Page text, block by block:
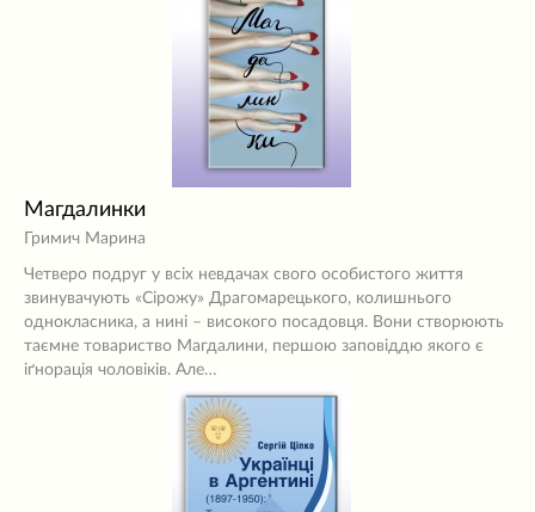
Магдалинки
Гримич Марина
Четверо подруг у всіх невдачах свого особистого життя
звинувачують «Сірожу» Драгомарецького, колишнього
однокласника, а нині – високого посадовця. Вони створюють
таємне товариство Магдалини, першою заповіддю якого є
іґнорація чоловіків. Але…